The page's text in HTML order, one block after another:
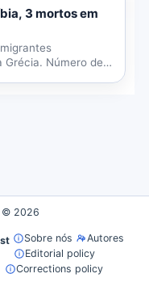
3 mortos em
Grécia. Número de
© 2026
Sobre nós
Autores
Editorial policy
Corrections policy